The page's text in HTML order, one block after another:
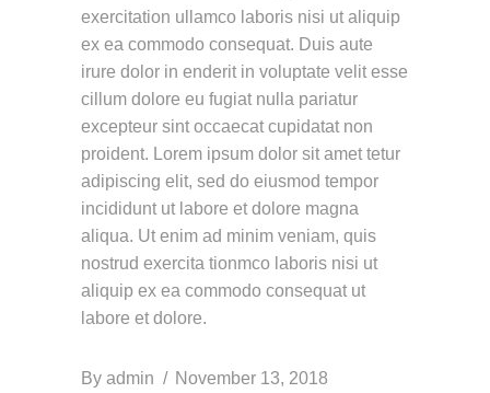
exercitation ullamco laboris nisi ut aliquip
ex ea commodo consequat. Duis aute
irure dolor in enderit in voluptate velit esse
cillum dolore eu fugiat nulla pariatur
excepteur sint occaecat cupidatat non
proident. Lorem ipsum dolor sit amet tetur
adipiscing elit, sed do eiusmod tempor
incididunt ut labore et dolore magna
aliqua. Ut enim ad minim veniam, quis
nostrud exercita tionmco laboris nisi ut
aliquip ex ea commodo consequat ut
labore et dolore.
By admin November 13, 2018